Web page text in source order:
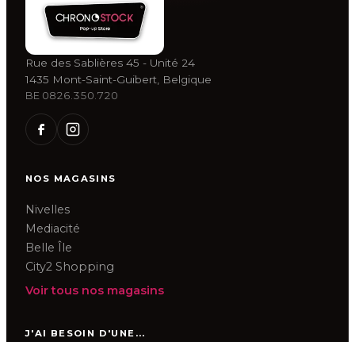
Rue des Sablières 45 - Unité 24
1435 Mont-Saint-Guibert, Belgique
BE 0826.350.720
NOS MAGASINS
Nivelles
Mediacité
Belle Île
City2 Shopping
Voir tous nos magasins
J'AI BESOIN D'UNE...